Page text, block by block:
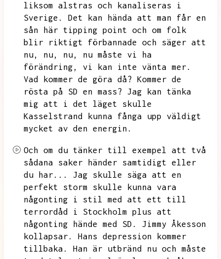
liksom alstras och kanaliseras i
Sverige.
Det kan hända att man får en
sån här tipping point och om folk
blir riktigt förbannade och säger att
nu,
nu, nu,
nu måste vi ha
förändring,
vi kan inte vänta mer.
Vad kommer de göra då? Kommer de
rösta på SD en mass? Jag kan tänka
mig att i det läget skulle
Kasselstrand kunna fånga upp väldigt
mycket av den energin.
Och om du tänker till exempel att två
sådana saker händer samtidigt eller
du har...
Jag skulle säga att en
perfekt storm skulle kunna vara
någonting i stil med att ett till
terrordåd i Stockholm plus att
någonting hände med SD.
Jimmy Åkesson
kollapsar.
Hans depression kommer
tillbaka.
Han är utbränd nu och måste